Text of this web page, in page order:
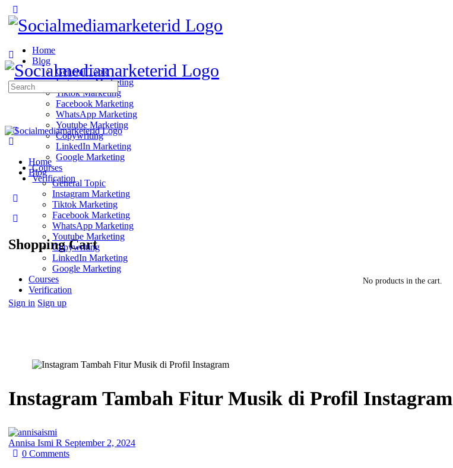
Home
Blog
General Topic
Instagram Marketing
Tiktok Marketing
Facebook Marketing
WhatsApp Marketing
Youtube Marketing
Copywriting
LinkedIn Marketing
Google Marketing
Courses
Verification
Shopping Cart
No products in the cart.
Sign in Sign up
Search
for:
Home
Blog
General Topic
Instagram Marketing
Tiktok Marketing
Facebook Marketing
WhatsApp Marketing
Youtube Marketing
Copywriting
LinkedIn Marketing
Google Marketing
Courses
Verification
Instagram Tambah Fitur Musik di Profil Instagram
Annisa Ismi R September 2, 2024
0 Comments